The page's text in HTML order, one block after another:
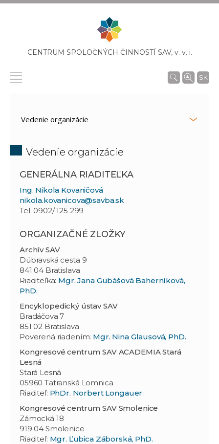
CENTRUM SPOLOČNÝCH ČINNOSTÍ SAV, v. v. i.
SK
Vedenie organizácie
GENERÁLNA RIADITEĽKA
Ing. Nikola Kovaničová
nikola.kovanicova@savba.sk
Tel: 0902/ 125 299
ORGANIZAČNÉ ZLOŽKY
Archív SAV
Dúbravská cesta 9
841 04 Bratislava
Riaditeľka: Mgr. Jana Gubášová Baherníková,
PhD.
Encyklopedický ústav SAV
Bradáčova 7
851 02 Bratislava
Poverená riadením: Mgr. Nina Glausová, PhD.
Kongresové centrum SAV ACADEMIA Stará
Lesná
Stará Lesná
05960 Tatranská Lomnica
Riaditeľ: PhDr. Norbert Longauer
Kongresové centrumSAV Smolenice
Zámocká 18
919 04 Smolenice
Riaditeľ: Mgr. Ľubica Záborská, PhD.